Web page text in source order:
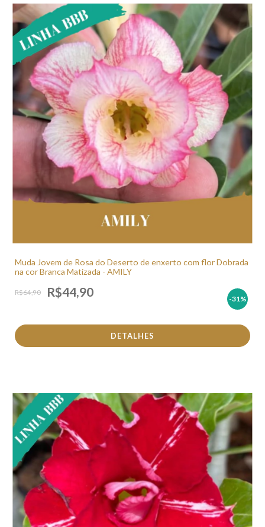
Muda Jovem de Rosa do Deserto de enxerto com flor Dobrada
na cor Branca Matizada - AMILY
R$64,90 R$44,90 -31%
DETALHES